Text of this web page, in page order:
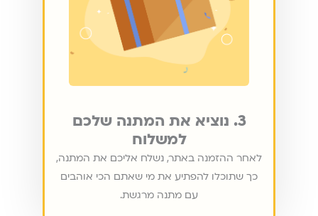
3. נוציא את המתנה שלכם
למשלוח
לאחר ההזמנה באתר, נשלח אליכם את המתנה,
כך שתוכלו להפתיע את מי שאתם הכי אוהבים
עם מתנה מרגשת.